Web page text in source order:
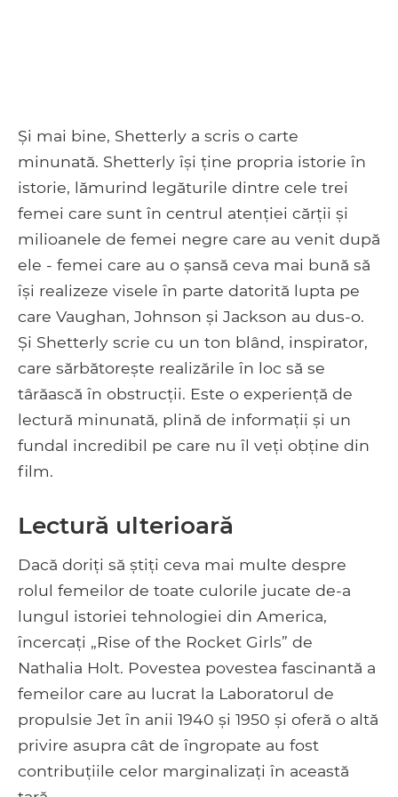
Și mai bine, Shetterly a scris o carte
minunată. Shetterly își ține propria istorie în
istorie, lămurind legăturile dintre cele trei
femei care sunt în centrul atenției cărții și
milioanele de femei negre care au venit după
ele - femei care au o șansă ceva mai bună să
își realizeze visele în parte datorită lupta pe
care Vaughan, Johnson și Jackson au dus-o.
Și Shetterly scrie cu un ton blând, inspirator,
care sărbătorește realizările în loc să se
târăască în obstrucții. Este o experiență de
lectură minunată, plină de informații și un
fundal incredibil pe care nu îl veți obține din
film.
Lectură ulterioară
Dacă doriți să știți ceva mai multe despre
rolul femeilor de toate culorile jucate de-a
lungul istoriei tehnologiei din America,
încercați „Rise of the Rocket Girls” de
Nathalia Holt. Povestea povestea fascinantă a
femeilor care au lucrat la Laboratorul de
propulsie Jet în anii 1940 și 1950 și oferă o altă
privire asupra cât de îngropate au fost
contribuțiile celor marginalizați în această